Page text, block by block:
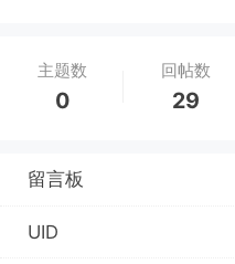
主题数
0
回帖数
29
留言板
UID